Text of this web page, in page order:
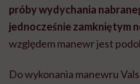
próby wydychania
jednocześnie zamkniętym
względem manewr jest
Do wykonania manewru